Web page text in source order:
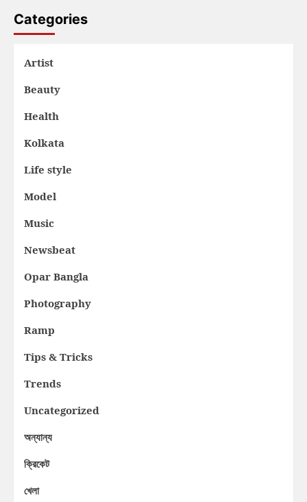
Categories
Artist
Beauty
Health
Kolkata
Life style
Model
Music
Newsbeat
Opar Bangla
Photography
Ramp
Tips & Tricks
Trends
Uncategorized
অন্যান্য
ক্রিকেট
খেলা